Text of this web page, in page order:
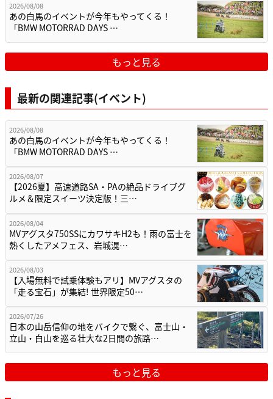
2026/08/08
あの白馬のイベントが今年もやってくる！
「BMW MOTORRAD DAYS …
もっと見る
最新の関連記事(イベント)
2026/08/08
あの白馬のイベントが今年もやってくる！
「BMW MOTORRAD DAYS …
2026/08/07
【2026夏】高速道路SA・PAの絶品ドライブグ
ルメ＆限定スイーツ決定版！三…
2026/08/04
MVアグスタ750SSにカワサキH2も！雨の富士を
熱くしたアメフェス、岩城滉…
2026/08/03
【入場無料で試乗体験もアリ】MVアグスタの
「走る宝石」が集結! 世界限定50…
2026/07/26
日本の山岳信仰の地をバイクで繋ぐ、富士山・
立山・白山を巡る壮大な2日間の旅路…
もっと見る